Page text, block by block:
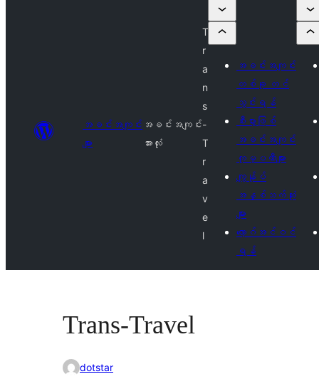
အခင်းအကျင်း
များ
အခင်းအကျင်း
အားလုံး
T
r
a
n
s
-
T
r
a
v
e
l
အခင်းအကျင်း
တစ်ခု တင်
သွင်းရန်
စီးပွားဖြစ်
အခင်းအကျင်း
ကုမ္ပဏီများ
ကျွန်ုပ်
အနှစ်သက်ဆုံး
များ
လော့ဂ်အင်ဝင်
ရန်
Trans-Travel
dotstar